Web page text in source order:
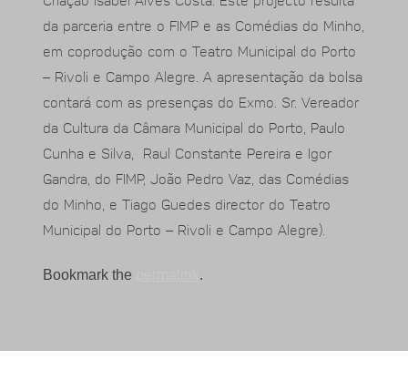
da parceria entre o FIMP e as Comédias do Minho,
em coprodução com o Teatro Municipal do Porto
– Rivoli e Campo Alegre. A apresentação da bolsa
contará com as presenças do Exmo. Sr. Vereador
da Cultura da Câmara Municipal do Porto, Paulo
Cunha e Silva, Raul Constante Pereira e Igor
Gandra, do FIMP, João Pedro Vaz, das Comédias
do Minho, e Tiago Guedes director do Teatro
Municipal do Porto – Rivoli e Campo Alegre).
Bookmark the .